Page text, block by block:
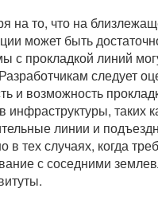
на то, что на
может быть
с прокладкой линий
следует
и возможность
инфраструктуры, таких
линии и
в тех случаях, когда
с соседними